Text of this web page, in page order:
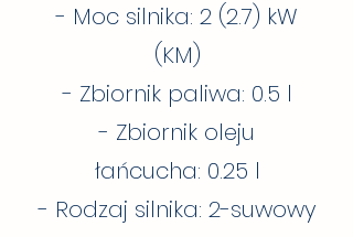
- Moc silnika: 2 (2.7) kW
(KM)
- Zbiornik paliwa: 0.5 l
- Zbiornik oleju
łańcucha: 0.25 l
- Rodzaj silnika: 2-suwowy